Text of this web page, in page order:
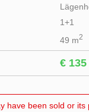
1+1
49 m2
€ 135
have been sold or its